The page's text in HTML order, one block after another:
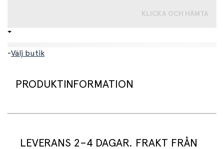
KLICKA OCH HÄMTA
-Välj butik
PRODUKTINFORMATION
LEVERANS 2–4 DAGAR. FRAKT FRÅN